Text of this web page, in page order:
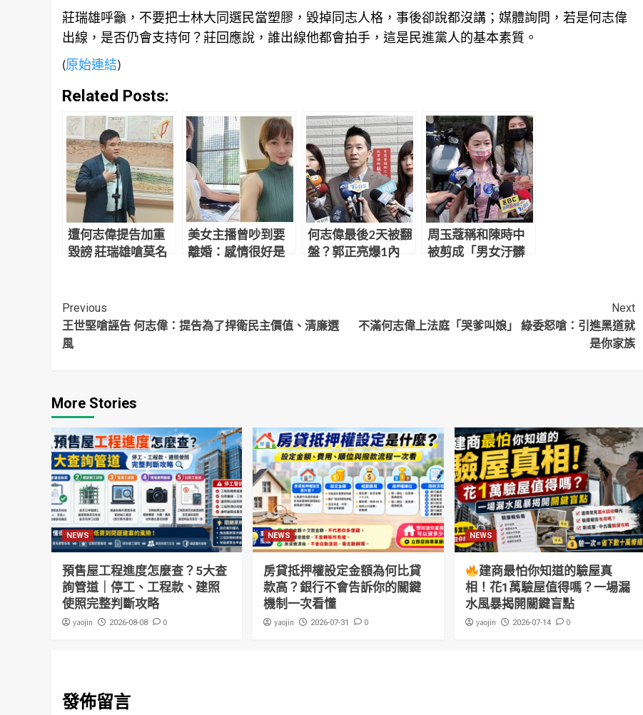
莊瑞雄呼籲，不要把士林大同選民當塑膠，毀掉同志人格，事後卻說都沒講；媒體詢問，若是何志偉
出線，是否仍會支持何？莊回應說，誰出線他都會拍手，這是民進黨人的基本素質。
(原始連結)
Related Posts:
遭何志偉提告加重
毀謗 莊瑞雄嗆莫名
美女主播曾吵到要
離婚：感情很好是
何志偉最後2天被翻
盤？郭正亮爆1內
周玉蔻稱和陳時中
被剪成「男女汙髒
Continue
Reading
Previous
王世堅嗆誣告 何志偉：提告為了捍衛民主價值、清廉選
風
Next
不滿何志偉上法庭「哭爹叫娘」 綠委怒嗆：引進黑道就
是你家族
More Stories
NEWS
預售屋工程進度怎麼查？5大查
詢管道｜停工、工程款、建照
使照完整判斷攻略
yaojin 2026-08-08 0
NEWS
房貸抵押權設定金額為何比貸
款高？銀行不會告訴你的關鍵
機制一次看懂
yaojin 2026-07-31 0
NEWS
建商最怕你知道的驗屋真
相！花1萬驗屋值得嗎？一場漏
水風暴揭開關鍵盲點
yaojin 2026-07-14 0
發佈留言